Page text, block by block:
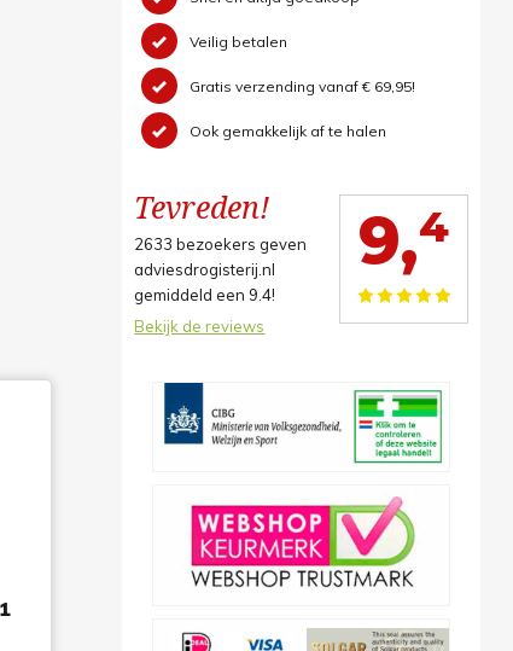
Veilig betalen
Gratis verzending vanaf € 69,95!
Ook gemakkelijk af te halen
Tevreden!
2633 bezoekers geven
adviesdrogisterij.nl
gemiddeld een 9.4!
Bekijk de reviews
9,4